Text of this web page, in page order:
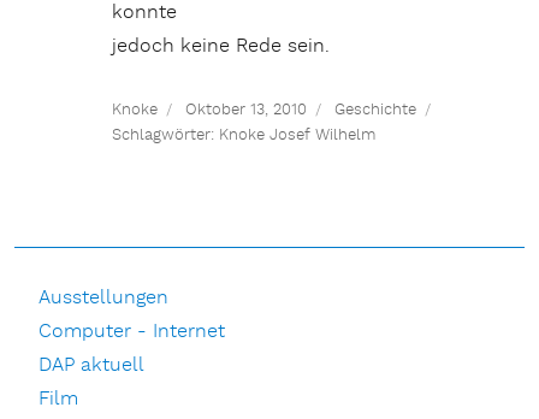
konnte
jedoch keine Rede sein.
Knoke Oktober 13, 2010
Geschichte
Schlagwörter: Knoke Josef Wilhelm
Ausstellungen
Computer - Internet
DAP aktuell
Film